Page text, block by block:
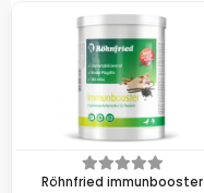
Röhnfried immunbooster